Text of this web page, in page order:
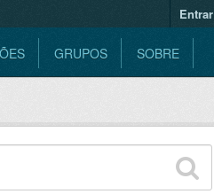
Entrar
GRUPOS SOBRE